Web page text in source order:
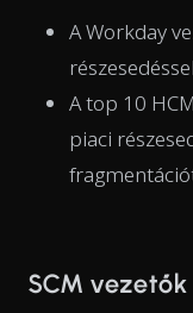
A Workday
részesedéssel
A top 10
piaci
SCM vezetők